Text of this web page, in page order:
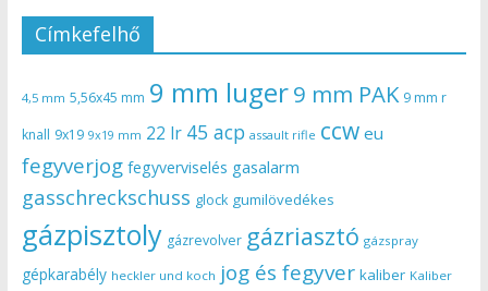
Címkefelhő
4,5 mm 5,56x45 mm 9 mm luger9 mm PAK 9 mm r
knall 9x19 9x19 mm 22 lr 45 acp assault rifle ccw eu
fegyverjog fegyverviselés gasalarm
gasschreckschuss glock gumilövedékes
gázpisztoly gázrevolver gázriasztó gázspray
gépkarabély heckler und koch jog és fegyver kaliber Kaliber